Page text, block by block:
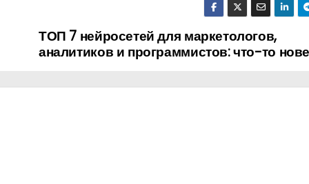
ТОП 7 нейросетей для маркетологов,
аналитиков и программистов: что-то